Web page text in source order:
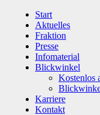
Start
Aktuelles
Fraktion
Presse
Infomaterial
Blickwinkel
Kostenlos
Karriere
Kontakt